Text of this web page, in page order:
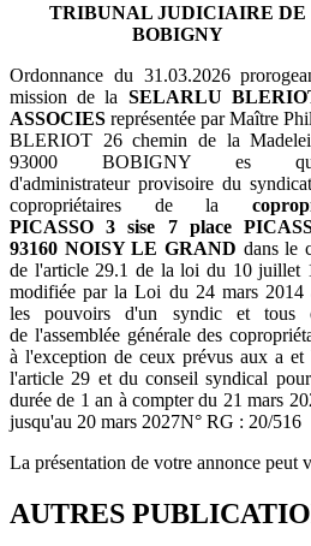
TRIBUNAL JUDICIAIRE DE
BOBIGNY
Ordonnance du 31.03.2026
mission de la SELARLU
ASSOCIES représentée par Maître
BLERIOT 26 chemin de la
93000 BOBIGNY es
d'administrateur provisoire du
copropriétaires de la
PICASSO 3 sise 7 place
93160 NOISY LE GRAND dans le
de l'article 29.1 de la loi du 10 juillet
modifiée par la Loi du 24 mars 2014
les pouvoirs d'un syndic et tous
de l'assemblée générale des
à l'exception de ceux prévus aux a et
l'article 29 et du conseil syndical
durée de 1 an à compter du 21 mars
jusqu'au 20 mars 2027N° RG : 20/516
La présentation de votre annonce peut
AUTRES